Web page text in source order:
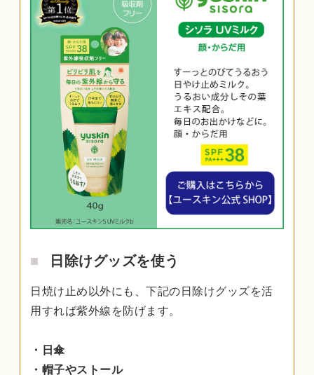
日除けグッズを使う
日焼け止め以外にも、下記の日除けグッズを活
用すれば紫外線を防げます。
・日傘
・帽子やストール